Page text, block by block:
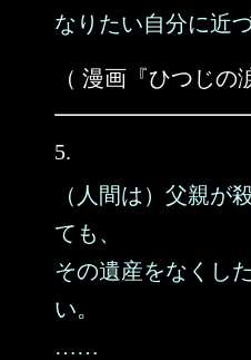
なりたい自分に近
（ 漫画『ひつじの
5.
（人間は）父親が
ても、
その遺産をなくし
い。
……